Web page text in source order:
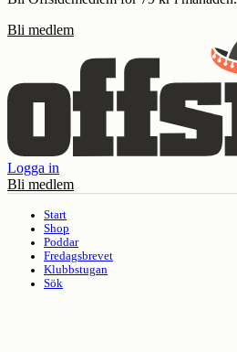
Bli medlem
Logga in
Bli medlem
Start
Shop
Poddar
Fredagsbrevet
Klubbstugan
Sök